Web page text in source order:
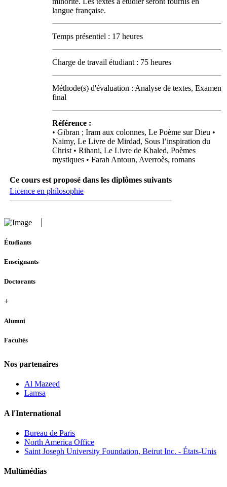
langue française.
Temps présentiel : 17 heures
Charge de travail étudiant : 75 heures
Méthode(s) d'évaluation : Analyse de textes, Examen
final
Référence :
• Gibran ; Iram aux colonnes, Le Poème sur Dieu •
Naimy, Le Livre de Mirdad, Sous l’inspiration du
Christ • Rihani, Le Livre de Khaled, Poèmes
mystiques • Farah Antoun, Averroès, romans
Ce cours est proposé dans les diplômes suivants
Licence en philosophie
Étudiants
Enseignants
Doctorants
+
Alumni
Facultés
Nos partenaires
Al Mazeed
Lamsa
A l'International
Bureau de Paris
North America Office
Saint Joseph University Foundation, Beirut Inc. - États-Unis
Multimédias